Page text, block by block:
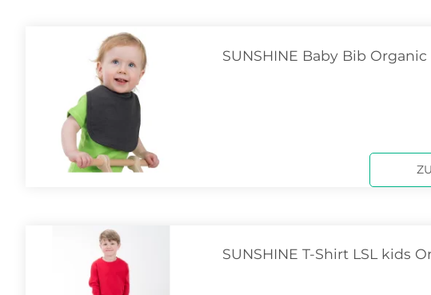
SUNSHINE Baby Bib Organic
SUNSHINE T-Shirt LSL kids